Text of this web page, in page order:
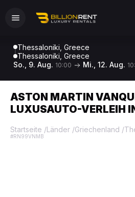
Thessaloniki, Greece
Thessaloniki, Greece
So., 9. Aug. 10:00 Mi., 12. Aug.
ASTON MARTIN
LUXUSAUTO-VERLEIH
Startseite /Länder /Griechenland /
#RN99VNMB